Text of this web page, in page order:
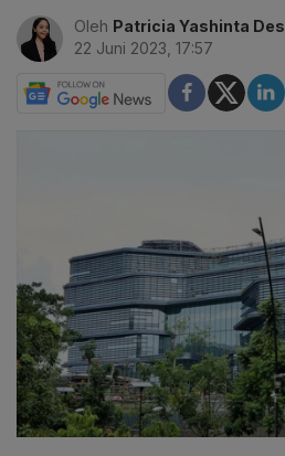
Oleh Patricia Yashinta
22 Juni 2023, 17:57